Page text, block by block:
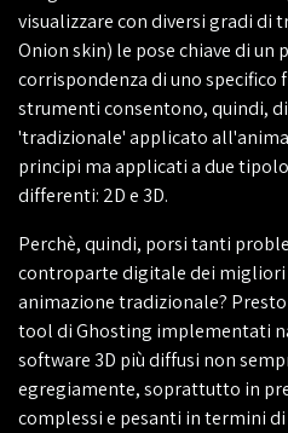
visualizzare con diversi gradi di
Onion skin) le pose chiave di un
corrispondenza di uno
strumenti consentono, quindi,
'tradizionale' applicato
principi ma applicati a due
differenti: 2D e 3D.
Perchè, quindi, porsi tanti
controparte digitale dei
animazione tradizionale?
tool di Ghosting implementati
software 3D più diffusi non
egregiamente, soprattutto in
complessi e pesanti in termini